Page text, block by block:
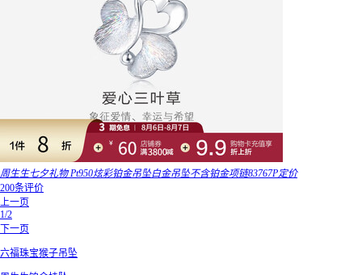
周生生七夕礼物 Pt950炫彩铂金吊坠白金吊坠不含铂金项链83767P定价
200条评价
上一页
1/2
下一页
六福珠宝猴子吊坠